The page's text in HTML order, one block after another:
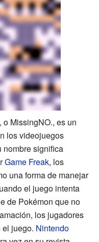
, o MissingNO., es un
los videojuegos
nombre significa
Game Freak, los
una forma de manejar
el juego intenta
de Pokémon que no
los jugadores
juego. Nintendo